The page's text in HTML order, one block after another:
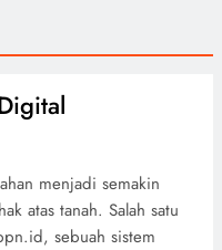
menjadi semakin
atas tanah. Salah satu
sebuah sistem